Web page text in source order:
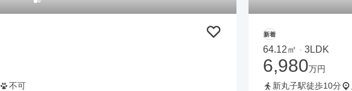
不可
新着
64.12㎡ ・ 3LDK
6,980万円
新丸子駅徒歩10分